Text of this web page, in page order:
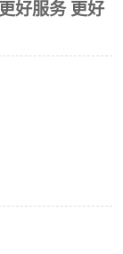
好服务 更好